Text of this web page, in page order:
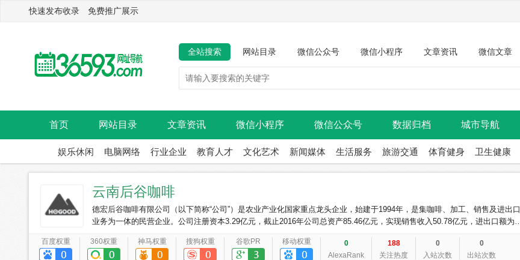
快速发布收录 免费推广展示
全站搜索 网站目录 微信公众号 微信小程序 文章资讯 微信文章
首页 网站目录 文章资讯 微信小程序 微信公众号 数据归档 城市导航
娱乐休闲 电脑网络 行业企业 教育人才 文化艺术 新闻媒体 生活服务 旅游交通 体育健身 卫生健康
云南后谷咖啡
德宏后谷咖啡有限公司（以下简称“公司”）是农业产业化国家重点龙头企业，始建于1994年，是集咖啡、加工、销售及进出口
业务为一体的民营企业。公司注册资本3.29亿元，截止2016年公司总资产85.46亿元，实现销售收入50.78亿元，进出口额为
百度权重 360权重 神马权重 搜狗权重 谷歌PR 移动权重
0
AlexaRank
188
关注热度
0
入站次数
0
出站次数